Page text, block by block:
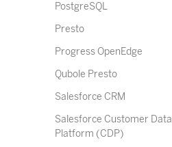
PostgreSQL
Presto
Progress OpenEdge
Qubole Presto
Salesforce CRM
Salesforce Customer Data
Platform (CDP)